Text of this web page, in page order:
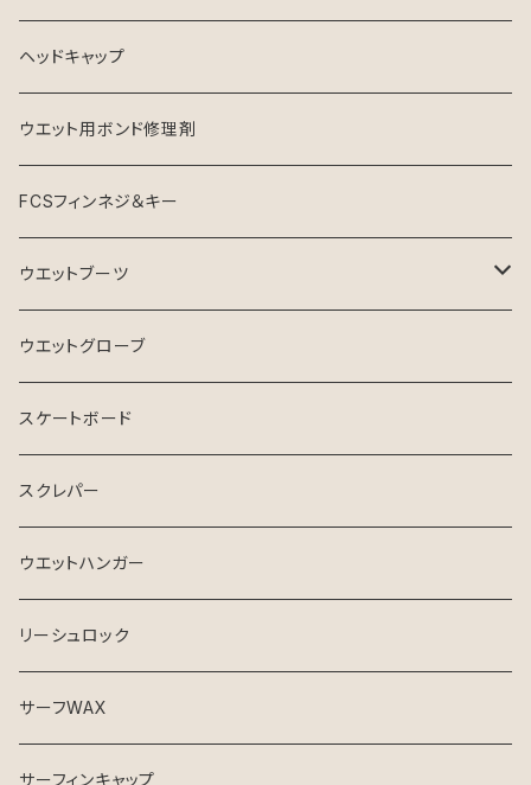
ヘッドキャップ
ウエット用ボンド修理剤
FCSフィンネジ＆キー
ウエットブーツ
リーフブーツ
ウエットグローブ
スケートボード
スクレパー
ウエットハンガー
リーシュロック
サーフWAX
サーフィンキャップ